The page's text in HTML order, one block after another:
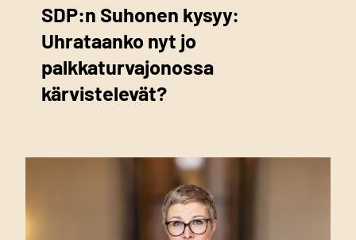
SDP:n Suhonen kysyy:
Uhrataanko nyt jo
palkkaturvajonossa
kärvistelevät?